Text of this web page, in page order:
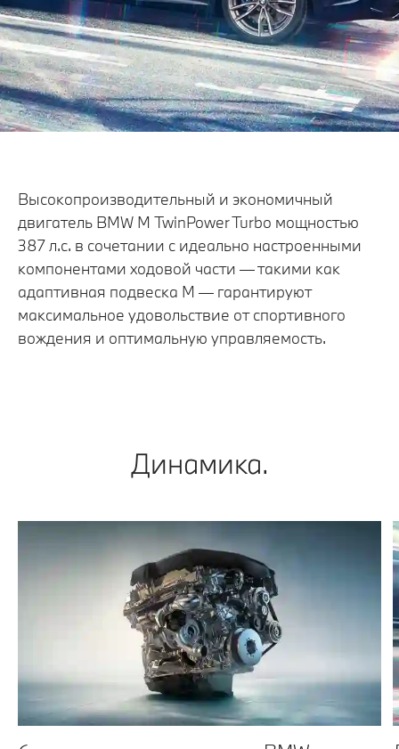
Высокопроизводительный и экономичный
двигатель BMW M TwinPower Turbo мощностью
387 л.с. в сочетании с идеально настроенными
компонентами ходовой части — такими как
адаптивная подвеска M — гарантируют
максимальное удовольствие от спортивного
вождения и оптимальную управляемость.
Динамика.